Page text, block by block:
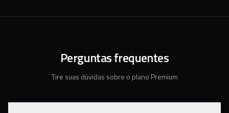
Perguntas frequentes
Tire suas dúvidas sobre o plano Premium